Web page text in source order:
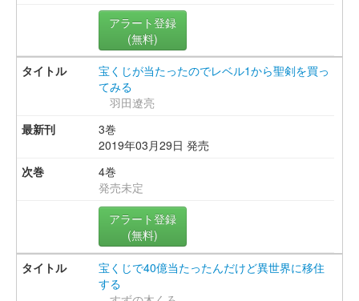
アラート登録
(無料)
宝くじが当たったのでレベル1から聖剣を買っ
てみる
羽田遼亮
3巻
2019年03月29日 発売
4巻
発売未定
アラート登録
(無料)
宝くじで40億当たったんだけど異世界に移住
する